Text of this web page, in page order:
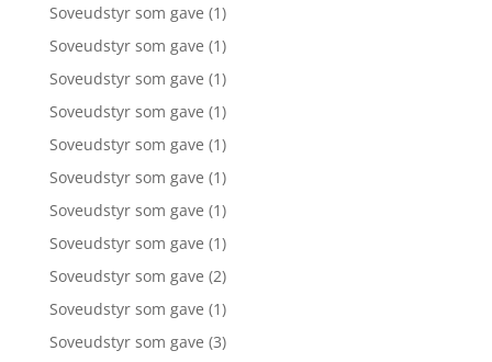
Soveudstyr som gave (1)
Soveudstyr som gave (1)
Soveudstyr som gave (1)
Soveudstyr som gave (1)
Soveudstyr som gave (1)
Soveudstyr som gave (1)
Soveudstyr som gave (1)
Soveudstyr som gave (1)
Soveudstyr som gave (2)
Soveudstyr som gave (1)
Soveudstyr som gave (3)